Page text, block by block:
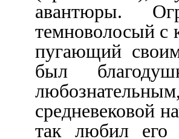
авантюры.
темноволосый с
пугающий
был
средневековой
так любил